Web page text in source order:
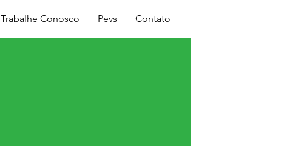
Trabalhe Conosco Pevs Contato